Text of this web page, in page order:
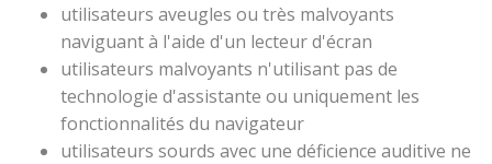
utilisateurs aveugles ou très malvoyants
naviguant à l'aide d'un lecteur d'écran
utilisateurs malvoyants n'utilisant pas de
technologie d'assistante ou uniquement les
fonctionnalités du navigateur
utilisateurs sourds avec une déficience auditive ne